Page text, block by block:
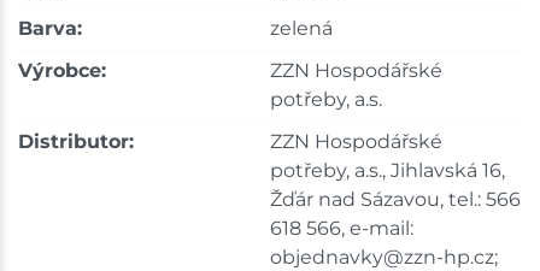
Skladem na prodejně - doručení do 7 dnů
Skladem na prodejně - doručení do 7 dnů
Barva:
zelená
Výrobce:
ZZN Hospodářské
potřeby, a.s.
Distributor:
ZZN Hospodářské
potřeby, a.s., Jihlavská 16,
Žďár nad Sázavou, tel.: 566
618 566, e-mail:
objednavky@zzn-hp.cz;